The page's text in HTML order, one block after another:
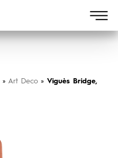
» Art Deco » Viguès Bridge,